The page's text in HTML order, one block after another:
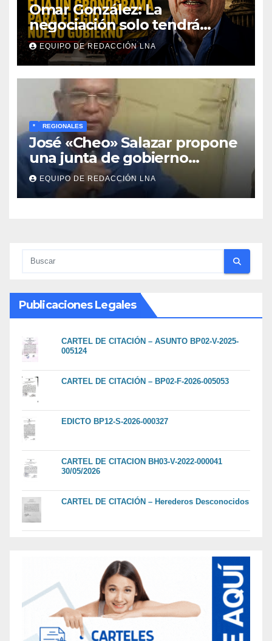
Omar González: La
negociación solo tendrá
sentido si fija un cronograma
para elegir un nuevo
gobierno
EQUIPO DE REDACCIÓN LNA
* REGIONALES
José «Cheo» Salazar propone
una junta de gobierno
transitoria ante la crisis de
representatividad en
Venezuela
EQUIPO DE REDACCIÓN LNA
Publicaciones Legales
CARTEL DE CITACIÓN – ASUNTO BP02-V-2025-
005124
CARTEL DE CITACIÓN – BP02-F-2026-005053
EDICTO BP12-S-2026-000327
CARTEL DE CITACION BH03-V-2022-000041
30/05/2026
CARTEL DE CITACIÓN – Herederos Desconocidos